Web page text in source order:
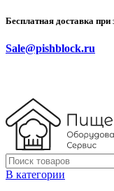
Бесплатная доставка
Sale@pishblock.ru
В категории